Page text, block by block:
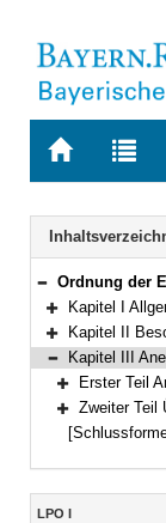
Zur
Zur
Bereich
Ordnung der Ersten Prüfung für ein
Bereich
Kapitel I
Bereich
Kapitel II
Bereich
Kapitel III
Bereich
Erster Teil
Bereich
Zweiter Teil Übergangs-
Inhalt
LPO I